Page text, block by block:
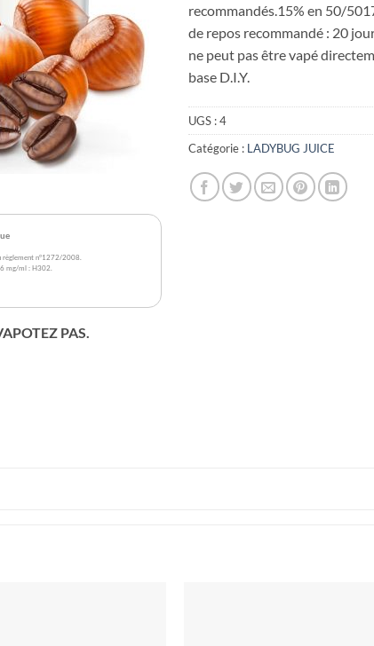
règlement n°1272/2008.
mg/ml : H302.
PAS.
recommandés.15% en 50/
de repos recommandé : 20
ne peut pas être vapé
base D.I.Y.
UGS :4
Catégorie : LADYBUG JUICE